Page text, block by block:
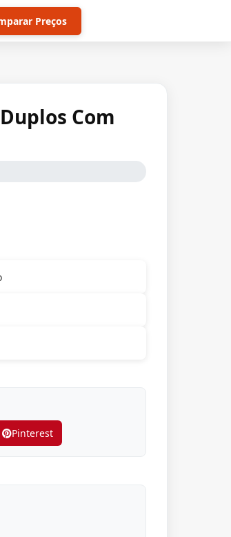
Preços
Com
Pinterest